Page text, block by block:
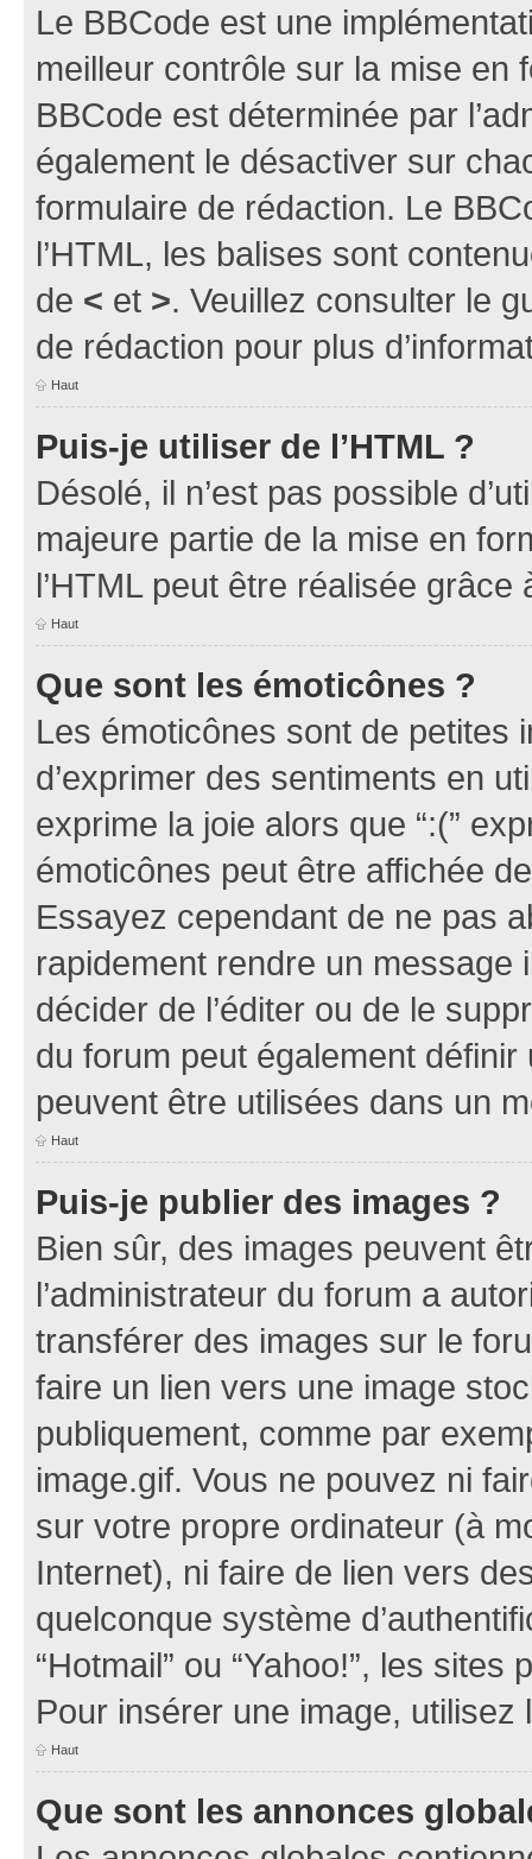
Le BBCode est une
meilleur contrôle sur la mise en
BBCode est déterminée par
également le désactiver sur
formulaire de rédaction. Le
l’HTML, les balises sont
de < et >. Veuillez consulter le
de rédaction pour plus
Haut
Puis-je utiliser de l’HTML ?
Désolé, il n’est pas possible
majeure partie de la mise en
l’HTML peut être réalisée grâce
Haut
Que sont les émoticônes ?
Les émoticônes sont de petites
d’exprimer des sentiments en
exprime la joie alors que “:(”
émoticônes peut être affichée
Essayez cependant de ne pas
rapidement rendre un message
décider de l’éditer ou de le
du forum peut également définir
peuvent être utilisées dans un
Haut
Puis-je publier des images ?
Bien sûr, des images peuvent
l’administrateur du forum a
transférer des images sur le
faire un lien vers une image
publiquement, comme par
image.gif. Vous ne pouvez ni
sur votre propre ordinateur (à
Internet), ni faire de lien vers
quelconque système
“Hotmail” ou “Yahoo!”, les
Pour insérer une image, utilisez
Haut
Que sont les annonces